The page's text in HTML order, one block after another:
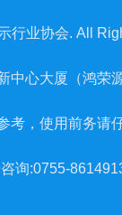
行业协会. All
中心大厦（鸿荣
考，使用前务请
询:0755-